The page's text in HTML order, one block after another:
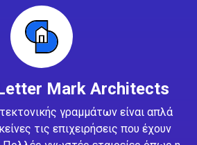
Mark Architects
γραμμάτων είναι απλά
τις επιχειρήσεις που έχουν